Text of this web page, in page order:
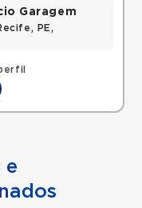
Garagem
PE,
e